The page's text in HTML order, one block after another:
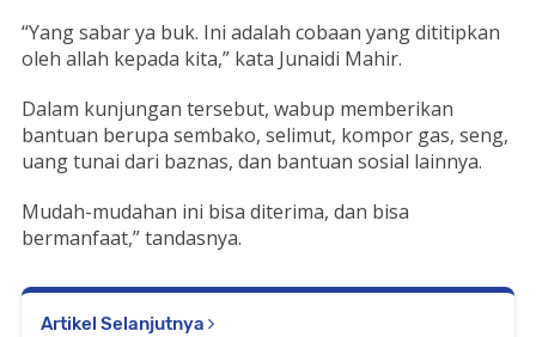
“Yang sabar ya buk. Ini adalah cobaan yang dititipkan
oleh allah kepada kita,” kata Junaidi Mahir.
Dalam kunjungan tersebut, wabup memberikan
bantuan berupa sembako, selimut, kompor gas, seng,
uang tunai dari baznas, dan bantuan sosial lainnya.
Mudah-mudahan ini bisa diterima, dan bisa
bermanfaat,” tandasnya.
Artikel Selanjutnya